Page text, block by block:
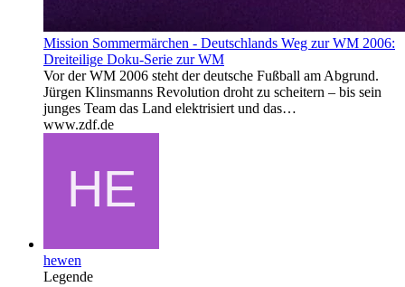
Mission Sommermärchen - Deutschlands Weg zur WM 2006:
Dreiteilige Doku-Serie zur WM
Vor der WM 2006 steht der deutsche Fußball am Abgrund.
Jürgen Klinsmanns Revolution droht zu scheitern – bis sein
junges Team das Land elektrisiert und das…
www.zdf.de
hewen
Legende